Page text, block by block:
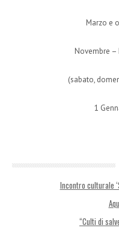
Marzo e
Novembre –
(sabato,
1
Incontro culturale
“Culti di